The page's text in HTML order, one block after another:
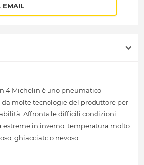
EMAIL
4 Michelin è uno pneumatico
da molte tecnologie del produttore per
Affronta le difficili condizioni
estreme in inverno: temperatura molto
ghiacciato o nevoso.